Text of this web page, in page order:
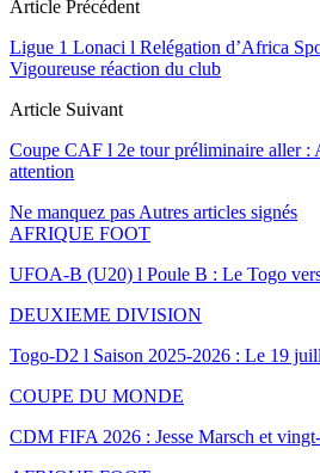
Article Précédent
Ligue 1 Lonaci l Relégation d’Africa
Vigoureuse réaction du club
Article Suivant
Coupe CAF l 2e tour préliminaire aller :
attention
Ne manquez pas Autres articles signés
AFRIQUE FOOT
UFOA-B (U20) l Poule B : Le Togo
DEUXIEME DIVISION
Togo-D2 l Saison 2025-2026 : Le 19
COUPE DU MONDE
CDM FIFA 2026 : Jesse Marsch et